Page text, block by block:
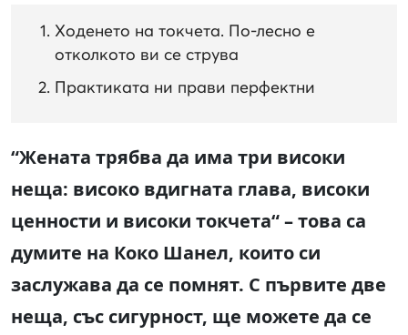
Ходенето на токчета. По-лесно е
отколкото ви се струва
Практиката ни прави перфектни
“Жената трябва да има три високи
неща: високо вдигната глава, високи
ценности и високи токчета“ – това са
думите на Коко Шанел, които си
заслужава да се помнят. С първите две
неща, със сигурност, ще можете да се